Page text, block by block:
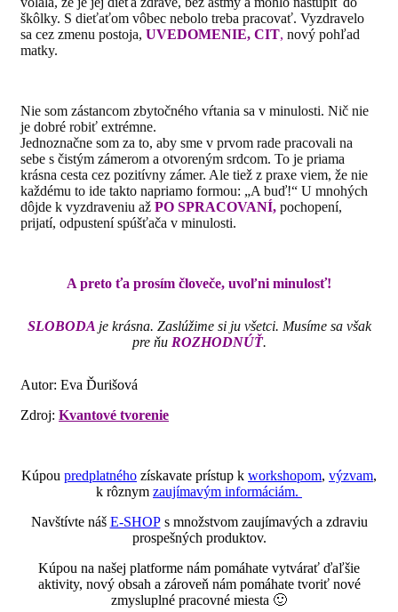
škôlky. S dieťaťom vôbec nebolo treba pracovať. Vyzdravelo
sa cez zmenu postoja, UVEDOMENIE, CIT, nový pohľad
matky.
Nie som zástancom zbytočného vŕtania sa v minulosti. Nič nie
je dobré robiť extrémne.
Jednoznačne som za to, aby sme v prvom rade pracovali na
sebe s čistým zámerom a otvoreným srdcom. To je priama
krásna cesta cez pozitívny zámer. Ale tiež z praxe viem, že nie
každému to ide takto napriamo formou: „A buď!“ U mnohých
dôjde k vyzdraveniu až PO SPRACOVANÍ, pochopení,
prijatí, odpustení spúšťača v minulosti.
A preto ťa prosím človeče, uvoľni minulosť!
SLOBODA je krásna. Zaslúžime si ju všetci. Musíme sa však
pre ňu ROZHODNÚŤ.
Autor: Eva Ďurišová
Zdroj: Kvantové tvorenie
Kúpou predplatného získavate prístup k workshopom, výzvam,
k rôznym zaujímavým informáciám.
Navštívte náš E-SHOPs množstvom zaujímavých a zdraviu
prospešných produktov.
Kúpou na našej platforme nám pomáhate vytvárať ďaľšie
aktivity, nový obsah a zároveň nám pomáhate tvoriť nové
zmysluplné pracovné miesta 🙂